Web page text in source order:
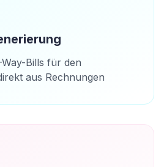
Bills für den
aus Rechnungen